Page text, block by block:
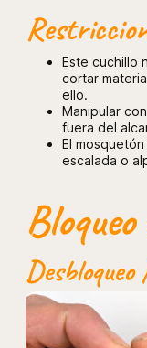
Este cuchillo
cortar
ello.
Manipular
fuera del
El
escalada o